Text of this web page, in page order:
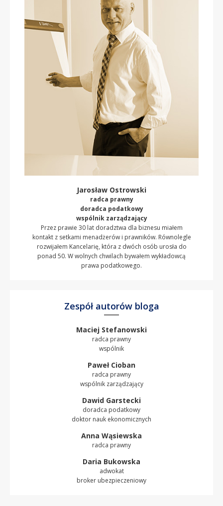
Jarosław Ostrowski
radca prawny
doradca podatkowy
wspólnik zarządzający
Przez prawie 30 lat doradztwa dla biznesu miałem
kontakt z setkami menadżerów i prawników. Równolegle
rozwijałem Kancelarię, która z dwóch osób urosła do
ponad 50. W wolnych chwilach bywałem wykładowcą
prawa podatkowego.
Zespół autorów bloga
Maciej Stefanowski
radca prawny
wspólnik
Paweł Cioban
radca prawny
wspólnik zarządzający
Dawid Garstecki
doradca podatkowy
doktor nauk ekonomicznych
Anna Wąsiewska
radca prawny
Daria Bukowska
adwokat
broker ubezpieczeniowy